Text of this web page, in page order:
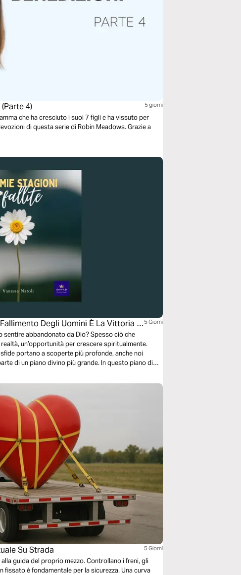
4) 5 giorni
che ha cresciuto i suoi 7 figli e ha vissuto per
di questa serie di Robin Meadows. Grazie a
Degli Uomini È La Vittoria Di 5 Giorni
sentire abbandonato da Dio? Spesso ciò che
un’opportunità per crescere spiritualmente.
portano a scoperte più profonde, anche noi
di un piano divino più grande. In questo piano di
trovare la vera vittoria. Sei pronto a vedere il
Su Strada 5 Giorni
guida del proprio mezzo. Controllano i freni, gli
è fondamentale per la sicurezza. Una curva